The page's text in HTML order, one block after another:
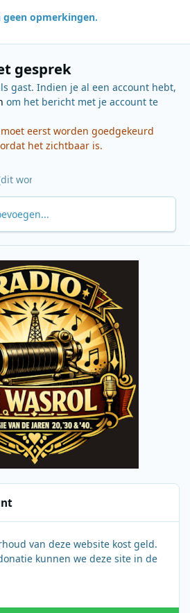
geen opmerkingen.
gesprek
gast. Indien je al een account hebt,
om het bericht met je account te
eerst worden goedgekeurd
het zichtbaar is.
van deze website kost geld.
kunnen we deze site in de